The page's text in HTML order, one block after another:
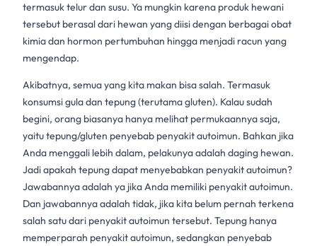
termasuk telur dan susu. Ya mungkin karena produk hewani
tersebut berasal dari hewan yang diisi dengan berbagai obat
kimia dan hormon pertumbuhan hingga menjadi racun yang
mengendap.
Akibatnya, semua yang kita makan bisa salah. Termasuk
konsumsi gula dan tepung (terutama gluten). Kalau sudah
begini, orang biasanya hanya melihat permukaannya saja,
yaitu tepung/gluten penyebab penyakit autoimun. Bahkan jika
Anda menggali lebih dalam, pelakunya adalah daging hewan.
Jadi apakah tepung dapat menyebabkan penyakit autoimun?
Jawabannya adalah ya jika Anda memiliki penyakit autoimun.
Dan jawabannya adalah tidak, jika kita belum pernah terkena
salah satu dari penyakit autoimun tersebut. Tepung hanya
memperparah penyakit autoimun, sedangkan penyebab